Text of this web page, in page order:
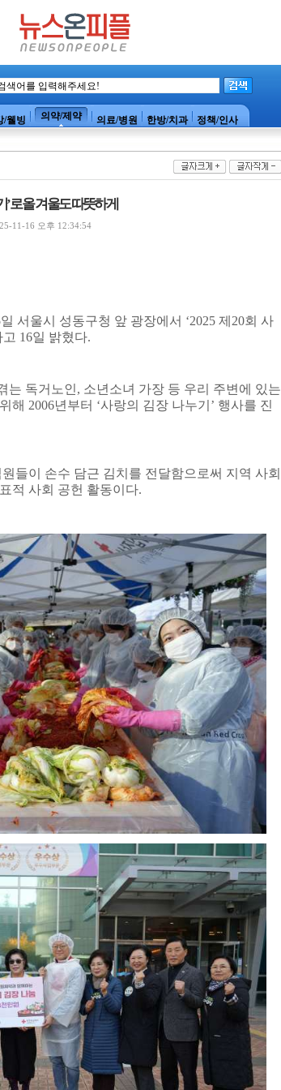
/웰빙 의약/제약 의료/병원 한방/치과 정책/인사
’로 올 겨울도 따뜻하게
11-16 오후 12:34:54
일 서울시 성동구청 앞 광장에서 ‘2025 제 20회 사
16일 밝혔다.
는 독거노인 , 소년소녀 가장 등 우리 주변에 있는
해 2006년부터 ‘사랑의 김장 나누기 ’ 행사를 진
들이 손수 담근 김치를 전달함으로써 지역 사회
적 사회 공헌 활동이다.